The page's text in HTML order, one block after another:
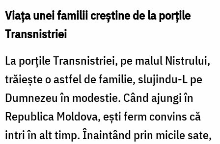
Viața unei familii creștine de la porțile
Transnistriei
La porțile Transnistriei, pe malul Nistrului,
trăiește o astfel de familie, slujindu-L pe
Dumnezeu în modestie. Când ajungi în
Republica Moldova, ești ferm convins că
intri în alt timp. Înaintând prin micile sate,